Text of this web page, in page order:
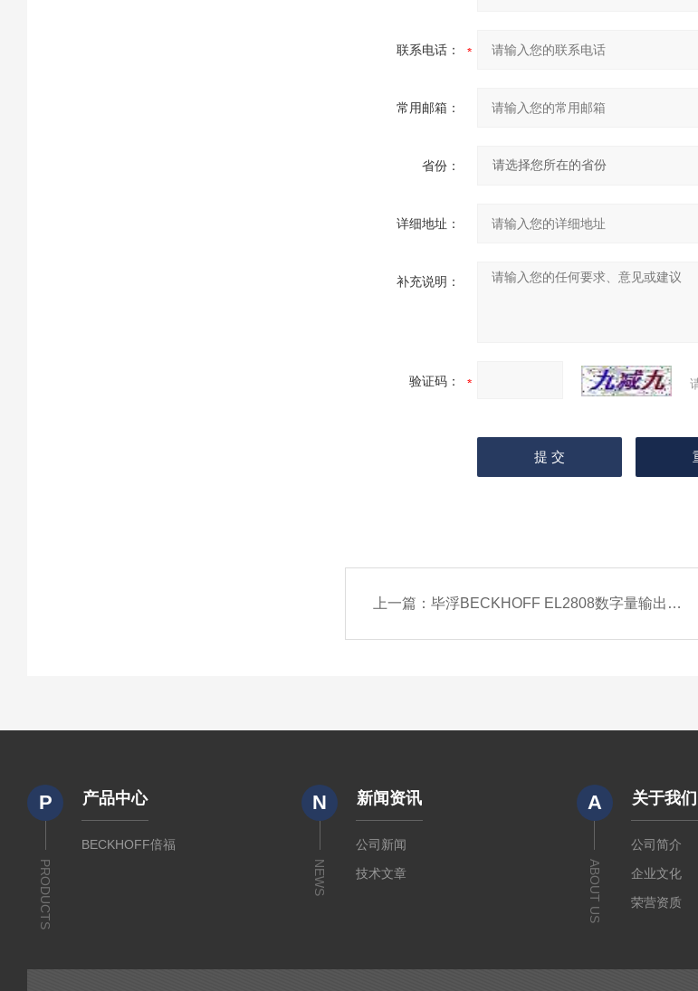
联系电话：
常用邮箱：
省份：
详细地址：
补充说明：
验证码：
上一篇：毕浮BECKHOFF EL2808数字量输出模块
P
PRODUCTS
产品中心
BECKHOFF倍福
N
NEWS
新闻资讯
公司新闻
技术文章
A
ABOUT US
关于我们
公司简介
企业文化
荣营资质